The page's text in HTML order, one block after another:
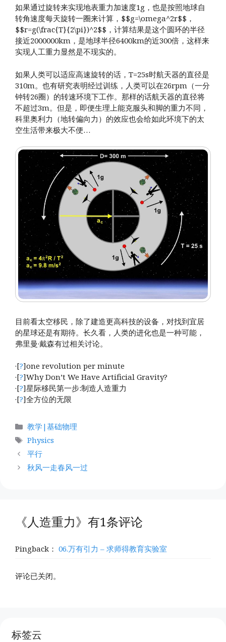
如果通过旋转来实现地表重力加速度1g，也是按照地球自
转角速度每天旋转一圈来计算，$$g=\omega^2r$$，
$$r=g(\frac{T}{2\pi})^2$$，计算结果是这个圆环的半径
接近2000000km，是地球半径6400km的近300倍，这样来
实现人工重力显然是不现实的。
如果人类可以适应高速旋转的话，T=25s时航天器的直径是
310m。也有研究表明经过训练，人类可以在26rpm（一分
钟转26圈）的转速环境下工作。那样的话航天器的直径将
不超过3m。但是，即便生理上能克服头和脚的重力不同，
科里奥利力（地转偏向力）的效应也会给如此环境下的太
空生活带来极大不便…
目前看太空移民，除了建造更高科技的设备，对找到宜居
的星球还是有期待。长久看，人类的进化也是一种可能，
弗里曼·戴森有过相关讨论。
·[?]one revolution per minute
·[?]Why Don’t We Have Artificial Gravity?
·[?]星际移民第一步:制造人造重力
·[?]全方位的无限
分
类
教学|基础物理
标
签
Physics
平行
秋风一走春风一过
《人造重力》有1条评论
Pingback： 06.万有引力 – 求师得教育实验室
评论已关闭。
标签云